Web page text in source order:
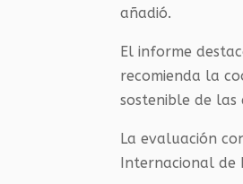
añadió.
El informe
recomienda la
sostenible de las
La evaluación
Internacional de